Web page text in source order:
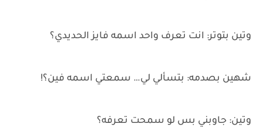
وتين بتوتر: انت تعرف واحد اسمه فايز الحديدي؟
شهين بصدمه: بتسألي لي… سمعتي اسمه فين؟!
وتين: جاوبني بس لو سمحت تعرفه؟